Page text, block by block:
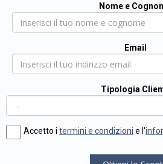
Nome e
Email
Tipologia
Accetto i termini e condizioni e l'